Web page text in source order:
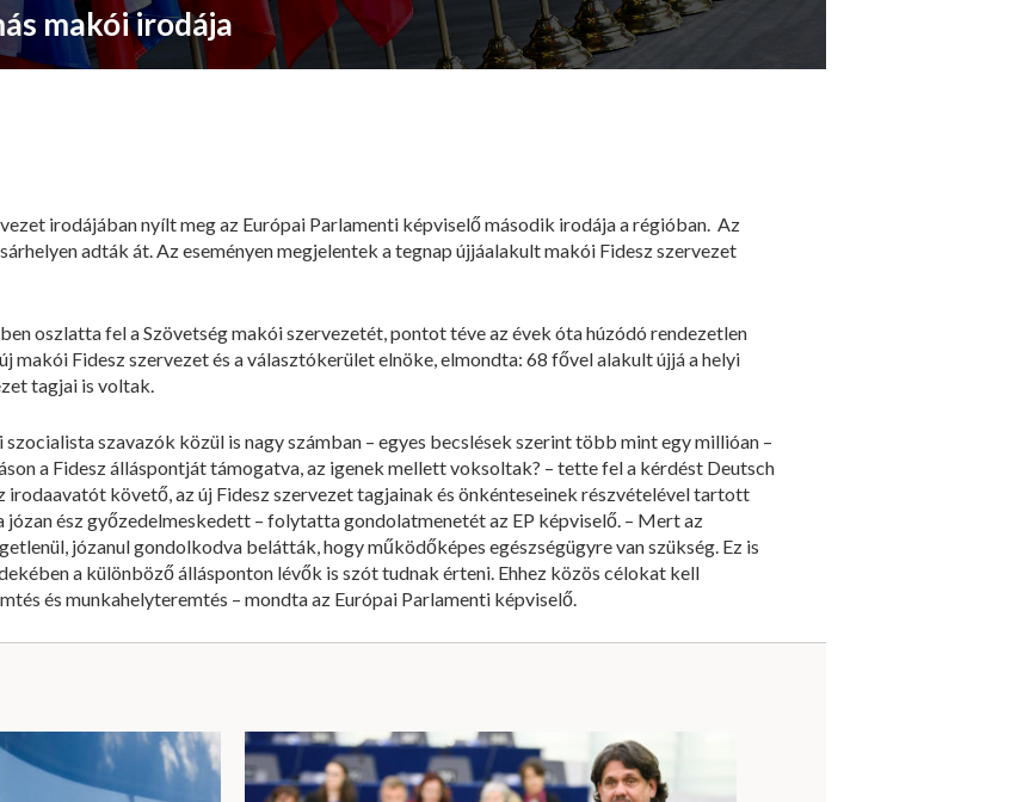
makói irodája
irodájában nyílt meg az Európai Parlamenti képviselő második irodája a régióban. Az
adták át. Az eseményen megjelentek a tegnap újjáalakult makói Fidesz szervezet
oszlatta fel a Szövetség makói szervezetét, pontot téve az évek óta húzódó rendezetlen
makói Fidesz szervezet és a választókerület elnöke, elmondta: 68 fővel alakult újjá a helyi
tagjai is voltak.
szavazók közül is nagy számban – egyes becslések szerint több mint egy millióan –
a Fidesz álláspontját támogatva, az igenek mellett voksoltak? – tette fel a kérdést Deutsch
irodaavatót követő, az új Fidesz szervezet tagjainak és önkénteseinek részvételével tartott
józan ész győzedelmeskedett – folytatta gondolatmenetét az EP képviselő. – Mert az
józanul gondolkodva belátták, hogy működőképes egészségügyre van szükség. Ez is
a különböző állásponton lévők is szót tudnak érteni. Ehhez közös célokat kell
és munkahelyteremtés – mondta az Európai Parlamenti képviselő.